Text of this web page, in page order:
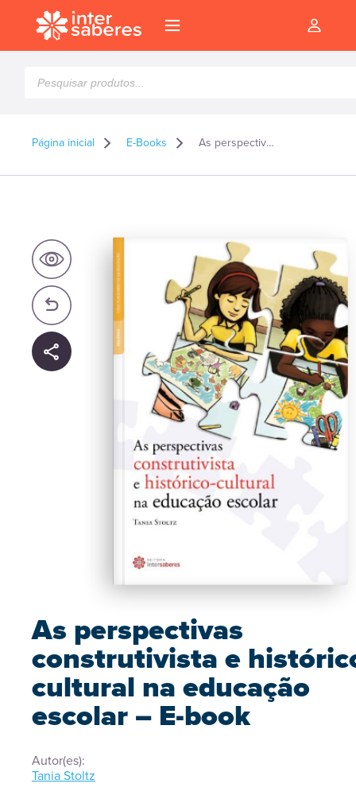
produtos
Página inicial E-Books As perspectivas construtivista e histórico-cultural na educação escolar – E-book
As perspectivas
construtivista e
cultural na educação
escolar – E-book
Autor(es):
Tania Stoltz